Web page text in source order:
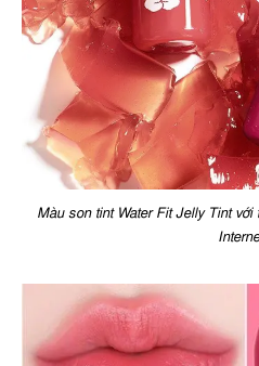
Màu son tint Water Fit Jelly Tint